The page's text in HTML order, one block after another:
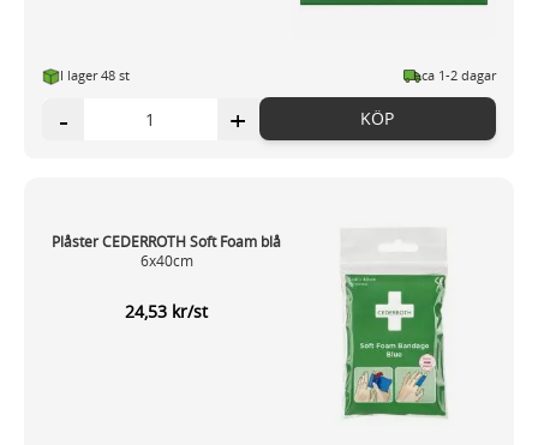
I lager 48 st ca 1-2 dagar
- + KÖP
Plåster CEDERROTH Soft Foam blå
6x40cm
24,53 kr/st